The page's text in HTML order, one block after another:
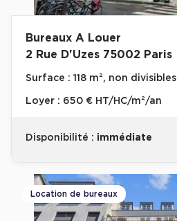
Bureaux A Louer
2 Rue D'Uzes 75002 Paris
Surface : 118 m², non divisibles
Loyer : 650 € HT/HC/m²/an
Disponibilité : immédiate
Location de bureaux